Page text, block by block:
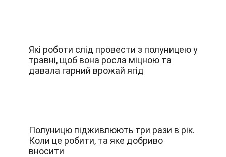
Які роботи слід провести з полуницею у
травні, щоб вона росла міцною та
давала гарний врожай ягід
Полуницю підживлюють три рази в рік.
Коли це робити, та яке добриво
вносити